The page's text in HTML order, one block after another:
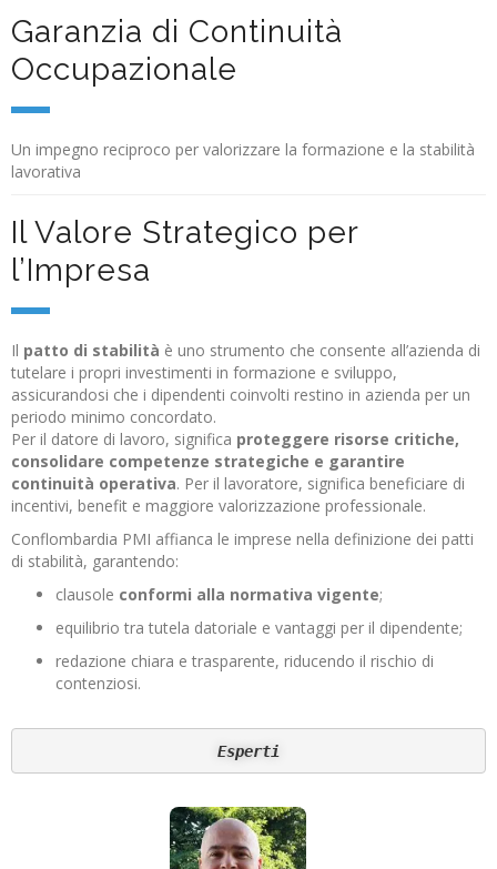
Garanzia di Continuità
Occupazionale
Un impegno reciproco per valorizzare la formazione e la stabilità
lavorativa
Il Valore Strategico per
l’Impresa
Il patto di stabilità è uno strumento che consente all’azienda di
tutelare i propri investimenti in formazione e sviluppo,
assicurandosi che i dipendenti coinvolti restino in azienda per un
periodo minimo concordato.
Per il datore di lavoro, significa proteggere risorse critiche,
consolidare competenze strategiche e garantire
continuità operativa. Per il lavoratore, significa beneficiare di
incentivi, benefit e maggiore valorizzazione professionale.
Conflombardia PMI affianca le imprese nella definizione dei patti
di stabilità, garantendo:
clausole conformi alla normativa vigente;
equilibrio tra tutela datoriale e vantaggi per il dipendente;
redazione chiara e trasparente, riducendo il rischio di
contenziosi.
Esperti